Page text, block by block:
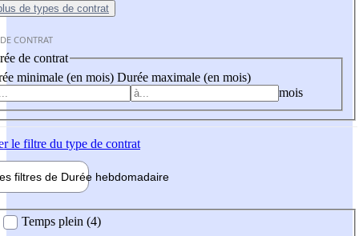
de types de contrat
CONTRAT
de contrat
minimale (en mois) Durée maximale (en mois)
mois
le filtre du type de contrat
filtres de Durée hebdomadaire
Temps plein (4)